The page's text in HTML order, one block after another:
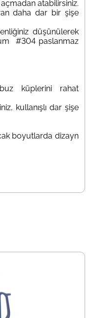
atabilirsiniz.
daha dar bir şişe
düşünülerek
#304 paslanmaz
küplerini rahat
kullanışlı dar şişe
boyutlarda dizayn